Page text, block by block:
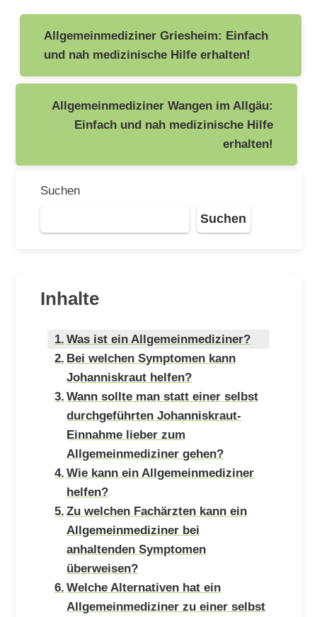
Beitragsnavigation
Allgemeinmediziner Griesheim: Einfach
und nah medizinische Hilfe erhalten!
Allgemeinmediziner Wangen im Allgäu:
Einfach und nah medizinische Hilfe
erhalten!
Suchen
Suchen
Inhalte
Was ist ein Allgemeinmediziner?
Bei welchen Symptomen kann
Johanniskraut helfen?
Wann sollte man statt einer selbst
durchgeführten Johanniskraut-
Einnahme lieber zum
Allgemeinmediziner gehen?
Wie kann ein Allgemeinmediziner
helfen?
Zu welchen Fachärzten kann ein
Allgemeinmediziner bei
anhaltenden Symptomen
überweisen?
Welche Alternativen hat ein
Allgemeinmediziner zu einer selbst